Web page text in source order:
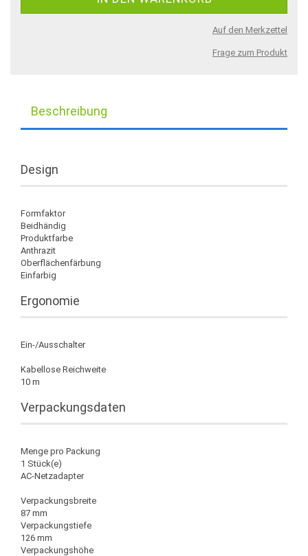
Auf den Merkzettel
Frage zum Produkt
Beschreibung
Design
Formfaktor
Beidhändig
Produktfarbe
Anthrazit
Oberflächenfärbung
Einfarbig
Ergonomie
Ein-/Ausschalter
Kabellose Reichweite
10 m
Verpackungsdaten
Menge pro Packung
1 Stück(e)
AC-Netzadapter
Verpackungsbreite
87 mm
Verpackungstiefe
126 mm
Verpackungshöhe